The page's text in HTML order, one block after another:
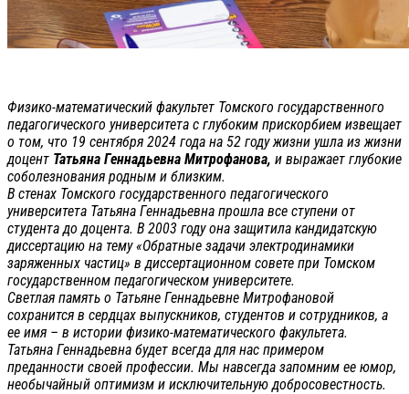
Физико-математический факультет Томского государственного
педагогического университета с глубоким прискорбием извещает
о том, что 19 сентября 2024 года на 52 году жизни ушла из жизни
доцент Татьяна Геннадьевна Митрофанова, и выражает глубокие
соболезнования родным и близким.
В стенах Томского государственного педагогического
университета Татьяна Геннадьевна прошла все ступени от
студента до доцента. В 2003 году она защитила кандидатскую
диссертацию на тему «Обратные задачи электродинамики
заряженных частиц» в диссертационном совете при Томском
государственном педагогическом университете.
Светлая память о Татьяне Геннадьевне Митрофановой
сохранится в сердцах выпускников, студентов и сотрудников, а
ее имя – в истории физико-математического факультета.
Татьяна Геннадьевна будет всегда для нас примером
преданности своей профессии. Мы навсегда запомним ее юмор,
необычайный оптимизм и исключительную добросовестность.